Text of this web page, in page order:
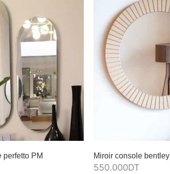
perfetto PM Miroir console bentley
550.000DT